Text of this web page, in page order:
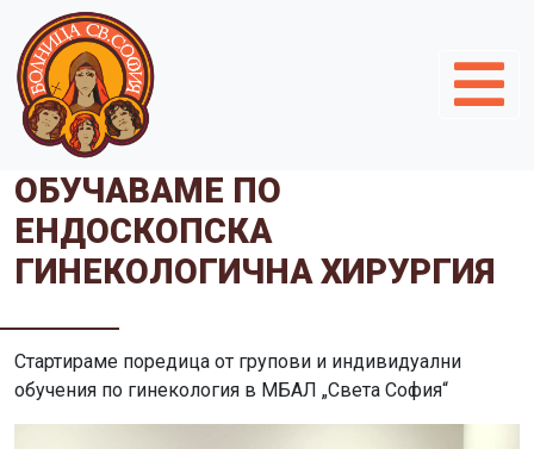
ОБУЧАВАМЕ ПО
ЕНДОСКОПСКА
ГИНЕКОЛОГИЧНА ХИРУРГИЯ
Стартираме поредица от групови и индивидуални
обучения по гинекология в МБАЛ „Света София“